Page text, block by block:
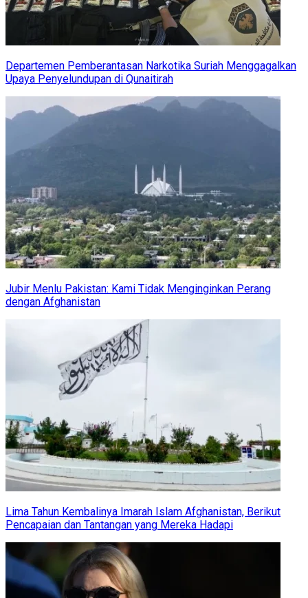
Departemen Pemberantasan Narkotika Suriah Menggagalkan
Upaya Penyelundupan di Qunaitirah
Jubir Menlu Pakistan: Kami Tidak Menginginkan Perang
dengan Afghanistan
Lima Tahun Kembalinya Imarah Islam Afghanistan, Berikut
Pencapaian dan Tantangan yang Mereka Hadapi